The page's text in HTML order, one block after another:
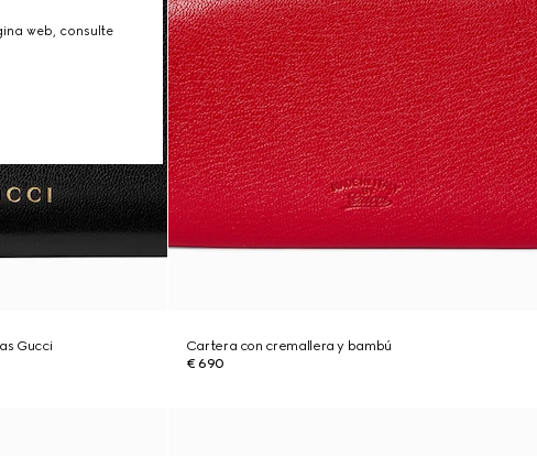
Gucci
Cartera con cremallera y bambú
€ 690
web, consulte